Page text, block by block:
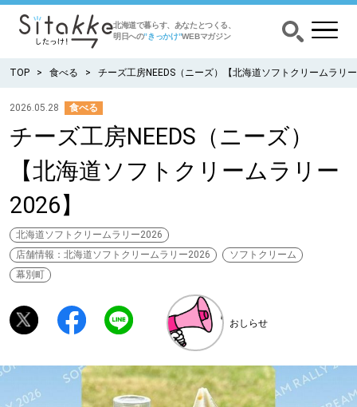
北海道で暮らす、あなたとつくる、
明日への”きっかけ”WEBマガジン
CATEGORY カテゴリー
食べる
出かける
暮らす
みがく
深める
TOP 食べる チーズ工房NEEDS（ニーズ）【北海道ソフトクリームラリ
2026.05.28 食べる
チーズ工房NEEDS（ニーズ）
【北海道ソフトクリームラリー
2026】
北海道ソフトクリームラリー2026
店舗情報：北海道ソフトクリームラリー2026
ソフトクリーム
幕別町
おしらせ